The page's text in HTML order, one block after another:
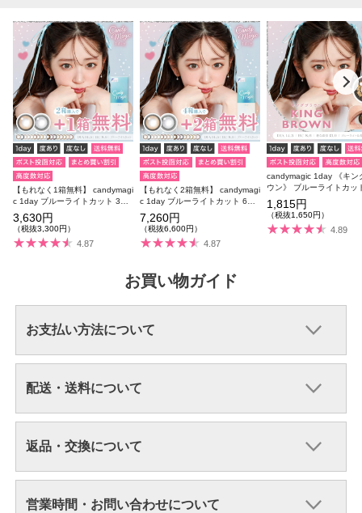
【もれなく1箱無料】 candymagi
c 1day ブルーライトカット 3箱
セット 1箱10枚入り 合計30枚
【リニューアル前商品】
3,630円
（税抜3,300円）
4.87
【もれなく2箱無料】 candymagi
c 1day ブルーライトカット 6箱
セット 1箱10枚入り 合計60枚
【リニューアル前商品】
7,260円
（税抜6,600円）
4.87
candymagic 1day 《キン
ウン》 ブルーライトカッ
ンマジ 度あり 度なし 1箱
り 【リニューアル前商品
1,815円
（税抜1,650円）
4.89
お買い物ガイド
お支払い方法について
配送・送料について
返品・交換について
営業時間・お問い合わせについて